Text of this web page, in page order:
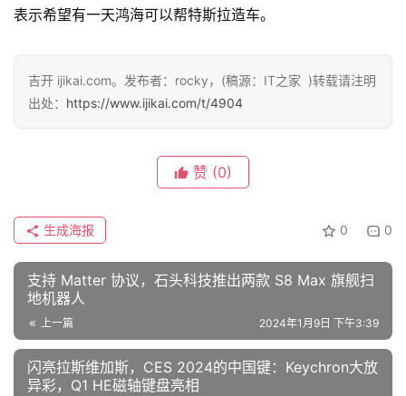
评
测
师
车
讯
快
报
注册
表示希望有一天鸿海可以帮特斯拉造车。
吉开 ijikai.com。发布者：rocky，(稿源：IT之家 )转载请注明
出处： https://www.ijikai.com/t/4904
赞 (0)
0 0
生成海报
支持 Matter 协议，石头科技推出两款 S8 Max 旗舰扫
地机器人
上一篇 2024年1月9日 下午3:39
闪亮拉斯维加斯，CES 2024的中国键：Keychron大放
异彩，Q1 HE磁轴键盘亮相